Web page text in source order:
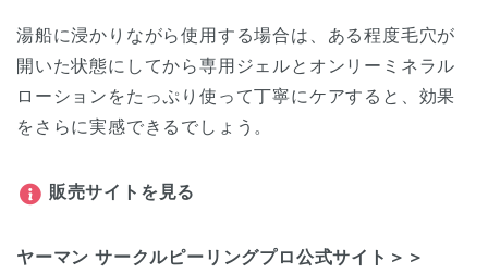
湯船に浸かりながら使用する場合は、ある程度毛穴が
開いた状態にしてから専用ジェルとオンリーミネラル
ローションをたっぷり使って丁寧にケアすると、効果
をさらに実感できるでしょう。
販売サイトを見る
ヤーマン サークルピーリングプロ公式サイト＞＞